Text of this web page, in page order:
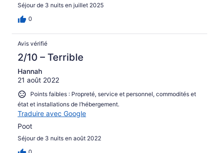
Séjour de 3 nuits en juillet 2025
0
Avis vérifié
2/10 – Terrible
Hannah
21 août 2022
Points faibles : Propreté, service et personnel, commodités et
état et installations de l’hébergement.
Traduire avec Google
Poot
Séjour de 3 nuits en août 2022